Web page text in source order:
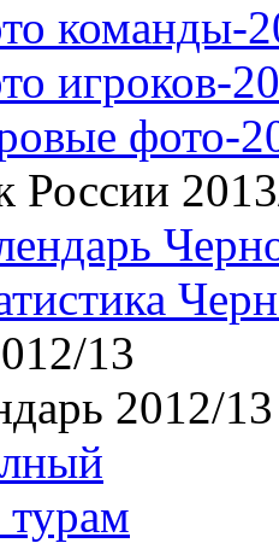
команды-
игроков-
фото-
России
13
2012/13